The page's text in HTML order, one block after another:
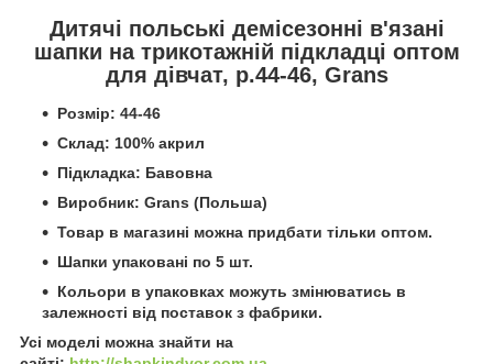
Дитячі польські демісезонні в'язані
шапки на трикотажній підкладці оптом
для дівчат, р.44-46, Grans
Розмір: 44-46
Склад: 100% акрил
Підкладка: Бавовна
Виробник: Grans (Польша)
Товар в магазині можна придбати тільки оптом.
Шапки упаковані по 5 шт.
Кольори в упаковках можуть змінюватись в
залежності від поставок з фабрики.
Усі моделі можна знайти на